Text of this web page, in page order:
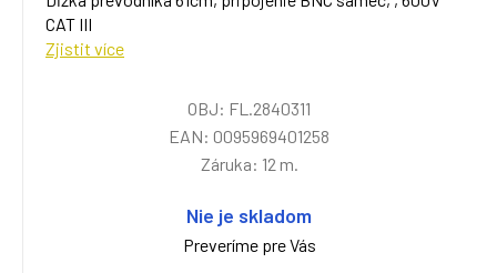
CAT III
Zjistit více
OBJ: FL.2840311
EAN: 0095969401258
Záruka: 12 m.
Nie je skladom
Preveríme pre Vás